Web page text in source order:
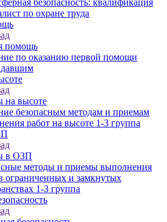
безопасность: квалификация
по охране труда
помощь
по оказанию первой помощи
на высоте
безопасным методам и приемам
работ на высоте 1-3 группа
в ОЗП
методы и приемы выполнения
ограниченных и замкнутых
1-3 группа